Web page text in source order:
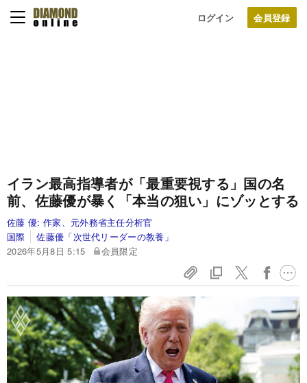
ログイン
イラン最高指導者が「最重要視する」国の名
前、佐藤優が暴く「本当の狙い」にゾッとする
佐藤 優: 作家、元外務省主任分析官
国際
佐藤優「次世代リーダーの教養」
2026年5月8日 5:15
会員限定